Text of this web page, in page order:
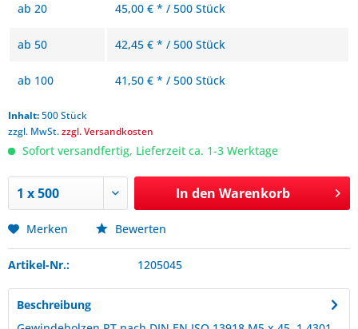
ab 20 45,00 € * / 500 Stück
ab 50 42,45 € * / 500 Stück
ab 100 41,50 € * / 500 Stück
Inhalt:500 Stück
zzgl. MwSt.zzgl. Versandkosten
Sofort versandfertig, Lieferzeit ca. 1-3 Werktage
In den Warenkorb
Merken Bewerten
Artikel-Nr.: 1205045
Beschreibung